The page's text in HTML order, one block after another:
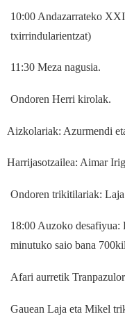
10:00 Andazarrateko
txirrindularientzat)
11:30 Meza nagusia.
Ondoren Herri kirolak.
Aizkolariak: Azurmendi
Harrijasotzailea: Aimar
Ondoren trikitilariak:
18:00 Auzoko desafiyua:
minutuko saio bana
Afari aurretik
Gauean Laja eta Mikel